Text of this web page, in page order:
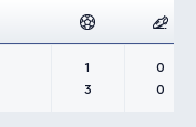
1
3
0
0